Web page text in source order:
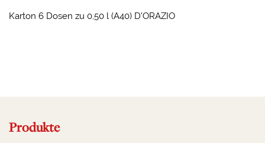
Karton 6 Dosen zu 0,50 l (A40) D'ORAZIO
Produkte